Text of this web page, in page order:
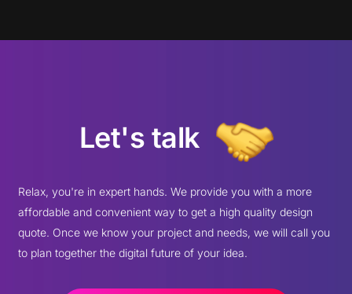
Let's talk
Relax, you're in expert hands. We provide you with a more
affordable and convenient way to get a high quality design
quote. Once we know your project and needs, we will call you
to plan together the digital future of your idea.